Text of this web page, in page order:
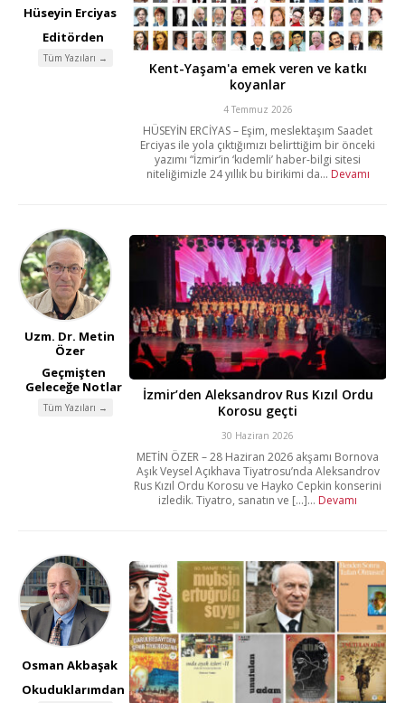
Hüseyin Erciyas
Editörden
Tüm Yazıları →
Kent-Yaşam'a emek veren ve katkı
koyanlar
4 Temmuz 2026
HÜSEYİN ERCİYAS – Eşim, meslektaşım Saadet
Erciyas ile yola çıktığımızı belirttiğim bir önceki
yazımı “İzmir’in ‘kıdemli’ haber-bilgi sitesi
niteliğimizle 24 yıllık bu birikimi da... Devamı
Uzm. Dr. Metin
Özer
Geçmişten
Geleceğe Notlar
Tüm Yazıları →
İzmir’den Aleksandrov Rus Kızıl Ordu
Korosu geçti
30 Haziran 2026
METİN ÖZER – 28 Haziran 2026 akşamı Bornova
Aşık Veysel Açıkhava Tiyatrosu’nda Aleksandrov
Rus Kızıl Ordu Korosu ve Hayko Cepkin konserini
izledik. Tiyatro, sanatın ve [...]... Devamı
Osman Akbaşak
Okuduklarımdan